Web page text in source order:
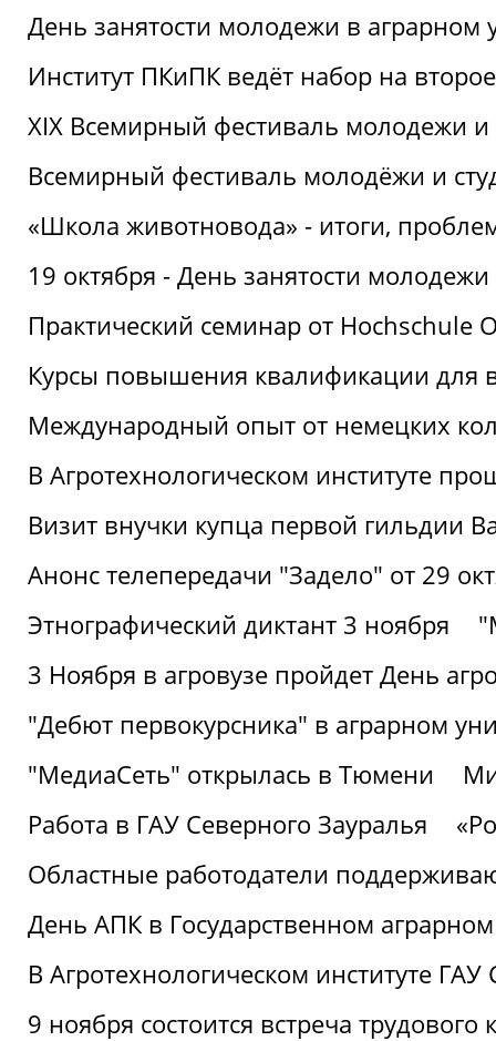
День занятости молодежи в аграрном
Институт ПКиПК ведёт набор на
XIX Всемирный фестиваль молодежи
Всемирный фестиваль молодёжи и
«Школа животновода» - итоги,
19 октября - День занятости молодежи
Практический семинар от Hochschule
Курсы повышения квалификации для
Международный опыт от немецких
В Агротехнологическом институте
Визит внучки купца первой гильдии
Анонс телепередачи "Задело" от 29
Этнографический диктант 3 ноября
3 Ноября в агровузе пройдет День
"Дебют первокурсника" в аграрном
"МедиаСеть" открылась в Тюмени
Работа в ГАУ Северного Зауралья
Областные работодатели
День АПК в Государственном
В Агротехнологическом институте
9 ноября состоится встреча трудового